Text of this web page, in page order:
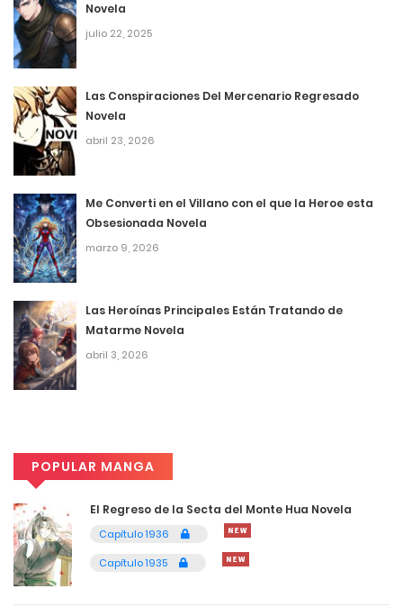
4 Capítulo 407
mayo 4, 2026
4 Capítulo 406
mayo 4, 2026
4 Capítulo 405
mayo 4, 2026
4 Capítulo 404
mayo 4, 2026
4 Capítulo 403
mayo 4, 2026
4 Capítulo 402
4 Capítulo 401
mayo 4, 2026
4 Capítulo 400
mayo 4, 2026
Novela
julio 22, 2025
Las Conspiraciones Del Mercenario Regresado
Novela
abril 23, 2026
Me Converti en el Villano con el que la Heroe esta
Obsesionada Novela
marzo 9, 2026
Las Heroínas Principales Están Tratando de
Matarme Novela
abril 3, 2026
POPULAR MANGA
El Regreso de la Secta del Monte Hua Novela
Capítulo 1936
Capítulo 1935